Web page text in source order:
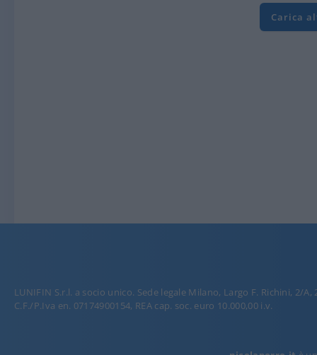
Carica
LUNIFIN S.r.l. a socio unico. Sede legale Milano, Largo F. Richini, 2/A,
C.F./P.Iva en. 07174900154, REA cap. soc. euro 10.000,00 i.v.